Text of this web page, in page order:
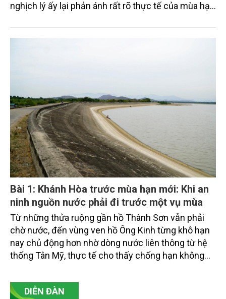
nghịch lý ấy lại phản ánh rất rõ thực tế của mùa hạn
hồ còn bao nhiêu nước, mà là bài toán nước được
trở thành mệnh lệnh bắt buộc của một nền nông
nghiệp ở Khánh Hòa phải thích ứng với khí hậu ngày
càng cực đoan.
Bài 1: Khánh Hòa trước mùa hạn mới: Khi an
ninh nguồn nước phải đi trước một vụ mùa
Từ những thửa ruộng gần hồ Thành Sơn vẫn phải
chờ nước, đến vùng ven hồ Ông Kinh từng khô hạn
nay chủ động hơn nhờ dòng nước liên thông từ hệ
thống Tân Mỹ, thực tế cho thấy chống hạn không
trình Khánh Hòa chuyển từ ứng phó hạn hán từng
mùa sang quản trị an ninh nguồn nước, gắn với
DIỄN ĐÀN